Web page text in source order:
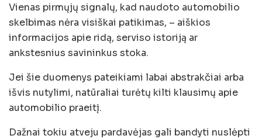
Vienas pirmųjų signalų, kad naudoto automobilio
skelbimas nėra visiškai patikimas, – aiškios
informacijos apie ridą, serviso istoriją ar
ankstesnius savininkus stoka.
Jei šie duomenys pateikiami labai abstrakčiai arba
išvis nutylimi, natūraliai turėtų kilti klausimų apie
automobilio praeitį.
Dažnai tokiu atveju pardavėjas gali bandyti nuslėpti